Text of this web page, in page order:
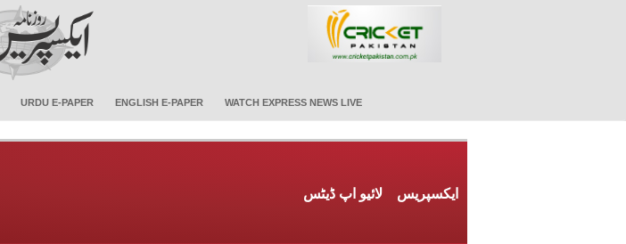
URDU E-PAPER ENGLISH E-PAPER WATCH EXPRESS NEWS LIVE
ایکسپریس لائیو اپ ڈیٹس